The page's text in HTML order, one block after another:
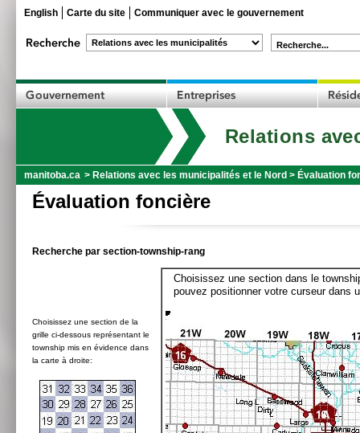
English Carte du site Communiquer avec le gouvernement
Recherche...
Relations
manitoba.ca > Relations avec les municipalités et le Nord > Évaluation
Évaluation foncière
Recherche par section-township-rang
Choisissez une section de la
grille ci-dessous représentant le
township mis en évidence dans
la carte à droite:
Choisissez une section dans le
pouvez positionner votre curseur dans